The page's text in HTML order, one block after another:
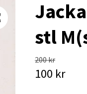
stl
200 kr
100 kr